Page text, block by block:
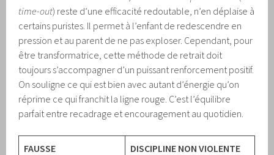
time-out) reste d’une efficacité redoutable, n’en déplaise à
certains puristes. Il permet à l’enfant de redescendre en
pression et au parent de ne pas exploser. Cependant, pour
être transformatrice, cette méthode de retrait doit
toujours s’accompagner d’un puissant renforcement positif.
On souligne ce qui est bien avec autant d’énergie qu’on
réprime ce qui franchit la ligne rouge. C’est l’équilibre
parfait entre recadrage et encouragement au quotidien.
FAUSSE
DISCIPLINE NON VIOLENTE